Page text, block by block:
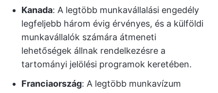
Kanada: A legtöbb munkavállalási engedély
legfeljebb három évig érvényes, és a külföldi
munkavállalók számára átmeneti
lehetőségek állnak rendelkezésre a
tartományi jelölési programok keretében.
Franciaország: A legtöbb munkavízum